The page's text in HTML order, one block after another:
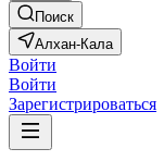
Поиск
Алхан-Кала
Войти
Войти
Зарегистрироваться